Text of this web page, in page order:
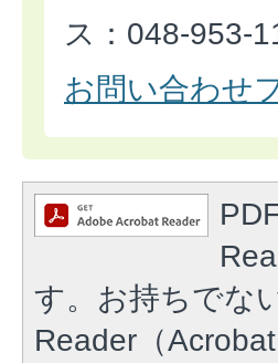
ス：048-953-
お問い合わせ
す。お持ちでな
Reader（